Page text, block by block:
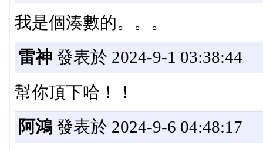
我是個湊數的。。。
雷神發表於 2024-9-1 03:38:44
幫你頂下哈！！
阿鴻發表於 2024-9-6 04:48:17